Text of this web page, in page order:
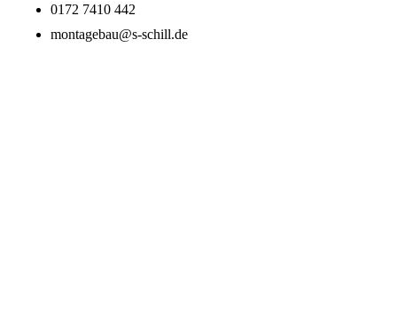
0172 7410 442
montagebau@s-schill.de